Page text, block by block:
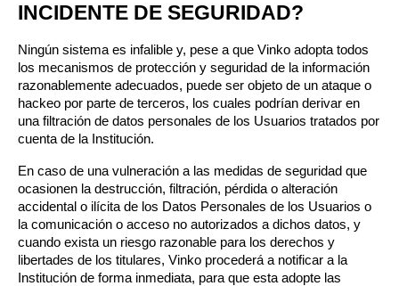
INCIDENTE DE SEGURIDAD?
Ningún sistema es infalible y, pese a que Vinko adopta todos
los mecanismos de protección y seguridad de la información
razonablemente adecuados, puede ser objeto de un ataque o
hackeo por parte de terceros, los cuales podrían derivar en
una filtración de datos personales de los Usuarios tratados por
cuenta de la Institución.
En caso de una vulneración a las medidas de seguridad que
ocasionen la destrucción, filtración, pérdida o alteración
accidental o ilícita de los Datos Personales de los Usuarios o
la comunicación o acceso no autorizados a dichos datos, y
cuando exista un riesgo razonable para los derechos y
libertades de los titulares, Vinko procederá a notificar a la
Institución de forma inmediata, para que esta adopte las